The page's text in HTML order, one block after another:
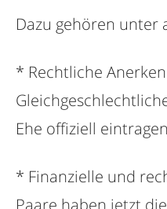
Dazu gehören unter
* Rechtliche
Ehe offiziell
* Finanzielle und